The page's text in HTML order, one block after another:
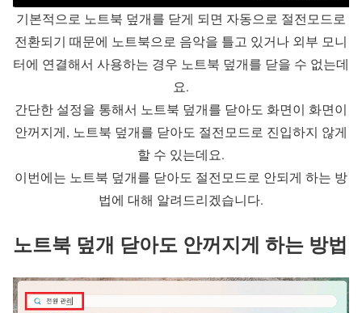
기본적으로 노트북 덮개를 닫게 되면 자동으로 절전모드로
전환되기 때문에 노트북으로 음악을 틀고 있거나 외부 모니
터에 연결해서 사용하는 경우 노트북 덮개를 닫을 수 없는데
요.
간단한 설정을 통해서 노트북 덮개를 닫아도 화면이 화면이
안꺼지게, 노트북 덮개를 닫아도 절전모드로 진입하지 않게
할 수 있는데요.
이번에는 노트북 덮개를 닫아도 절전모드로 안되게 하는 방
법에 대해 알려드리겠습니다.
노트북 덮개 닫아도 안꺼지게 하는 방법